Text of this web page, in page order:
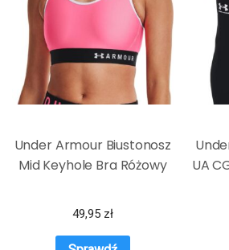
Under Armour Biustonosz
Mid Keyhole Bra Różowy
49,95 zł
UA